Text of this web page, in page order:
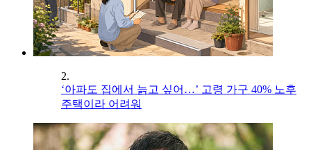
2.
‘아파도 집에서 늙고 싶어…’ 고령 가구 40% 노후
주택이라 어려워